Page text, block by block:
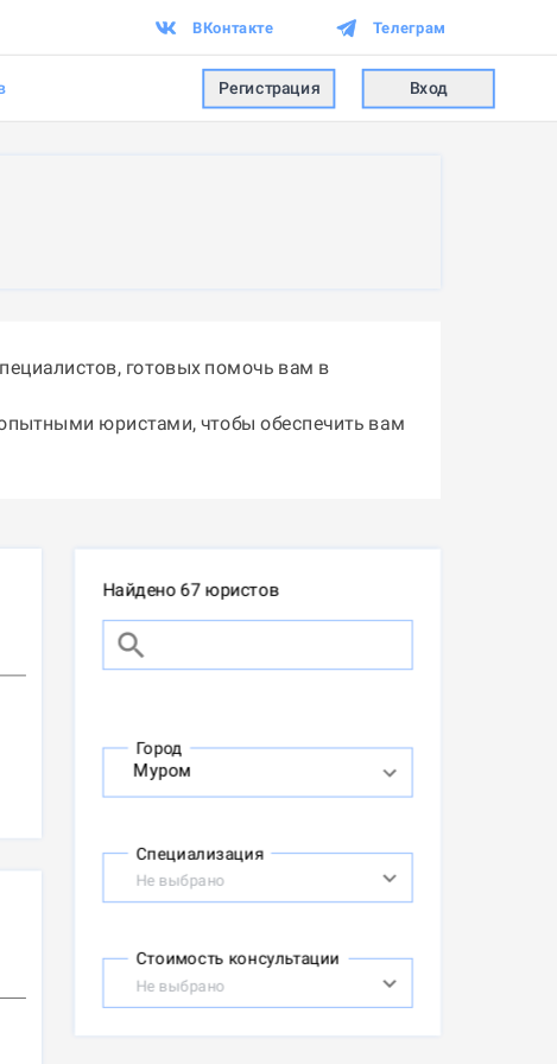
ВКонтакте Телеграм
Регистрация Вход
готовых помочь вам в
юристами, чтобы обеспечить вам
Найдено 67 юристов
Город
Специализация
Не выбрано
Стоимость консультации
Не выбрано